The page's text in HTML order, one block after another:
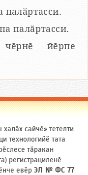
палӑртасси.
чӗрнӗ йӗрпе
сайчӗ» тетелти
технологийӗ тата
тӑракан
регистрациленӗ
евӗр ЭЛ № ФС 77